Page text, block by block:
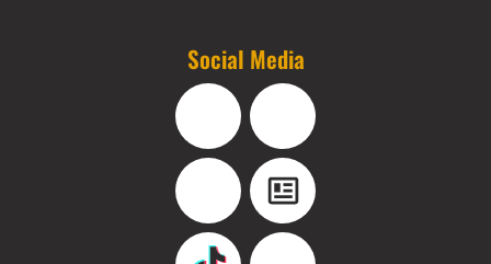
Social Media
Facebook Instagram
YouTube Blog